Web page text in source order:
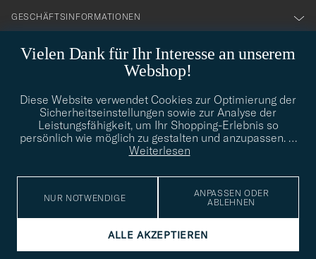
Vielen Dank für Ihr Interesse an unserem
Webshop!
Diese Website verwendet Cookies zur Optimierung der
Sicherheitseinstellungen sowie zur Analyse der
Leistungsfähigkeit, um Ihr Shopping-Erlebnis so
persönlich wie möglich zu gestalten und anzupassen. …
Weiterlesen
NUR NOTWENDIGE
ANPASSEN ODER
ABLEHNEN
ALLE AKZEPTIEREN
GESCHÄFTSINFORMATIONEN
info@careofcarl.de
Benötigen Sie Hilfe bei der Suche nach Ihrem persönlichen Stil?
Wenden Sie sich an uns, wir helfen Ihnen gerne weiter!
STILBERATUNG